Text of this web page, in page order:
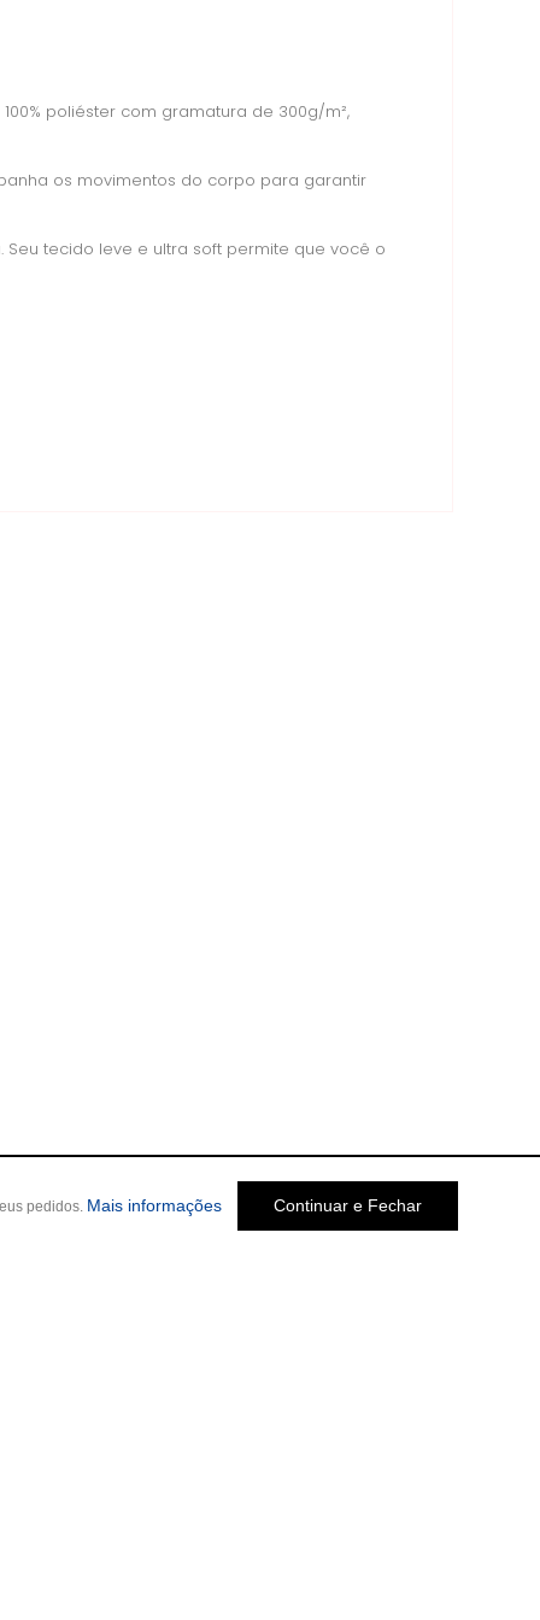
poliéster com gramatura de 300g/m²,
os movimentos do corpo para garantir
tecido leve e ultra soft permite que você o
pedidos. Mais informações Continuar e Fechar